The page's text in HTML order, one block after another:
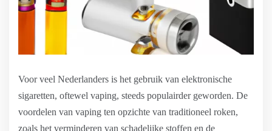
Voor veel Nederlanders is het gebruik van elektronische
sigaretten, oftewel vaping, steeds populairder geworden. De
voordelen van vaping ten opzichte van traditioneel roken,
zoals het verminderen van schadelijke stoffen en de